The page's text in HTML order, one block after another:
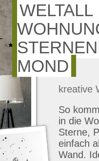
WELTALL
MOND
kreative
So
in die
Sterne,
einfach
Wand.